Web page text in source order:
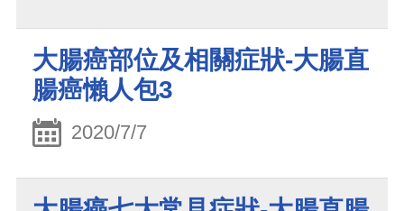
大腸癌部位及相關症狀-大腸直
腸癌懶人包3
2020/7/7